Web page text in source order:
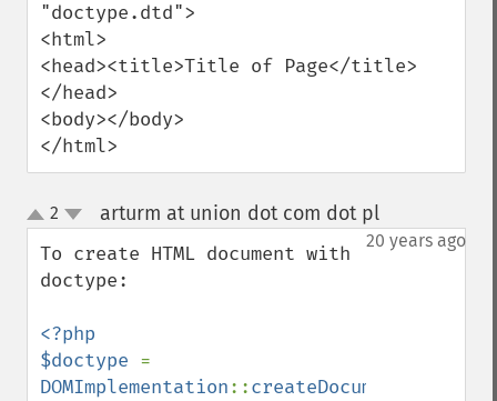
"doctype.dtd">
<html>
<head><title>Title of Page</title>
</head>
<body></body>
</html>
up
down
2 arturm at union dot com dot pl¶
20 years ago
To create HTML document with
doctype:
<?php
$doctype
DOMImplementation::createDocumentType